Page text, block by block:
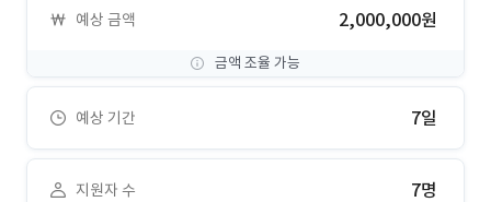
예상 금액 2,000,000원
금액 조율 가능
예상 기간 7일
지원자 수 7명